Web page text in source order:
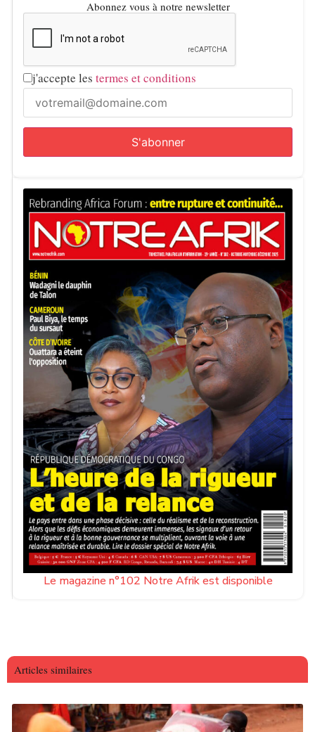
Abonnez vous à notre newsletter
j'accepte les termes et conditions
Le magazine n°102 Notre Afrik est disponible
Articles similaires